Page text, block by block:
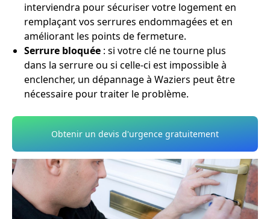
interviendra pour sécuriser votre logement en
remplaçant vos serrures endommagées et en
améliorant les points de fermeture.
Serrure bloquée : si votre clé ne tourne plus
dans la serrure ou si celle-ci est impossible à
enclencher, un dépannage à Waziers peut être
nécessaire pour traiter le problème.
Obtenir un devis d'urgence gratuitement